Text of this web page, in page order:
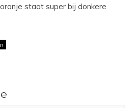
staat super bij donkere